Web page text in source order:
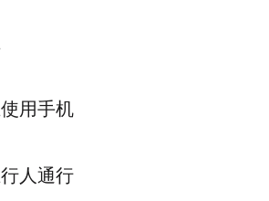
用手机
人通行